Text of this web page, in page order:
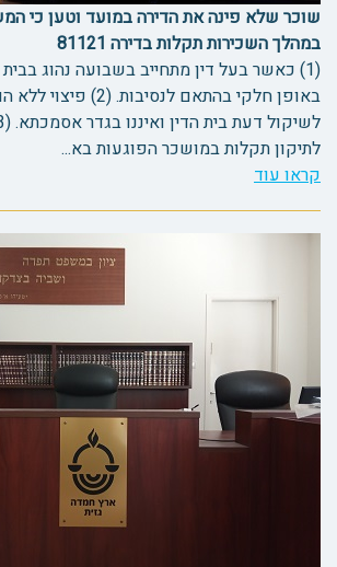
שוכר שלא פינה את הדירה במועד וטען כי
במהלך השכירות תקלות בדירה 81121
(1) כאשר בעל דין מתחייב בשבועה נהוג בבית
באופן חלקי בהתאם
לתיקון תקלות במושכר הפוגעות בא...
קראו עוד